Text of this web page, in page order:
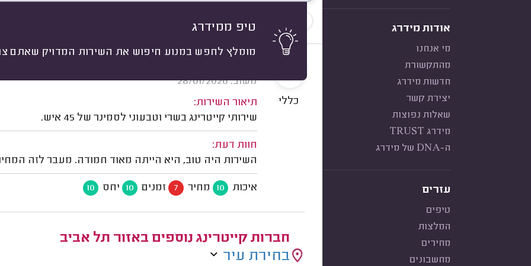
אודות מידרג
מי אנחנו
מהתקשורת
חדשות מידרג
יצירת קשר
שאלות נפוצות
מידרג TRUST
ה-DNA של מידרג
עזרים
טיפים
המלצות
מחירים
מחשבונים
טיפ ממידרג
מומלץ לחפש במנוע חיפוש את השירות המדויק שאתם
לפי אירוע
משוב: 28/01/2026
תיאור השירות:
שירותי קייטרינג בשרי וטבעוני לסמינר של 45 איש.
חוות דעת:
השירות היה טוב, היא הייתה מאוד חמודה. מעבר לזה המחיר
איכות 10 מחיר 7 זמנים 10 יחס 10
9
כללי
חברות קייטרינג נוספים באזור תל אביב
בחירת עיר